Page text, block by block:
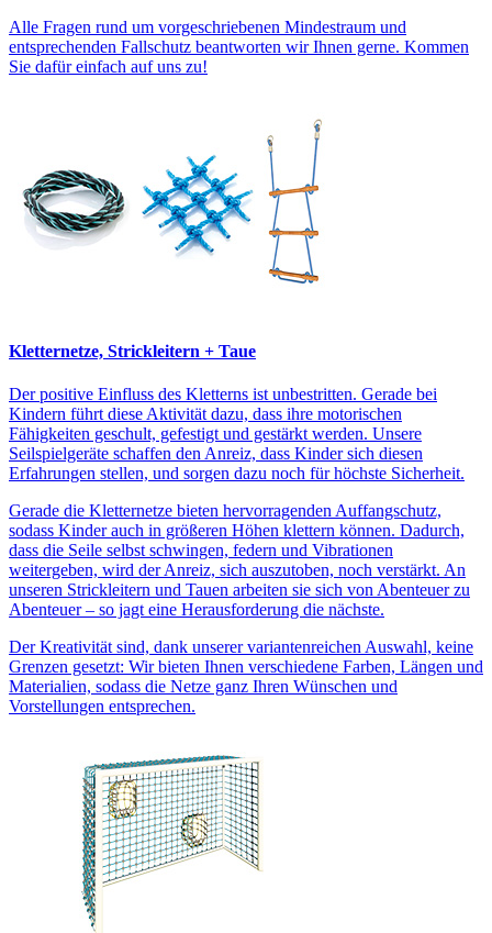
Alle Fragen rund um vorgeschriebenen Mindestraum und
entsprechenden Fallschutz beantworten wir Ihnen gerne. Kommen
Sie dafür einfach auf uns zu!
Kletternetze, Strickleitern + Taue
Der positive Einfluss des Kletterns ist unbestritten. Gerade bei
Kindern führt diese Aktivität dazu, dass ihre motorischen
Fähigkeiten geschult, gefestigt und gestärkt werden. Unsere
Seilspielgeräte schaffen den Anreiz, dass Kinder sich diesen
Erfahrungen stellen, und sorgen dazu noch für höchste Sicherheit.
Gerade die Kletternetze bieten hervorragenden Auffangschutz,
sodass Kinder auch in größeren Höhen klettern können. Dadurch,
dass die Seile selbst schwingen, federn und Vibrationen
weitergeben, wird der Anreiz, sich auszutoben, noch verstärkt. An
unseren Strickleitern und Tauen arbeiten sie sich von Abenteuer zu
Abenteuer – so jagt eine Herausforderung die nächste.
Der Kreativität sind, dank unserer variantenreichen Auswahl, keine
Grenzen gesetzt: Wir bieten Ihnen verschiedene Farben, Längen und
Materialien, sodass die Netze ganz Ihren Wünschen und
Vorstellungen entsprechen.